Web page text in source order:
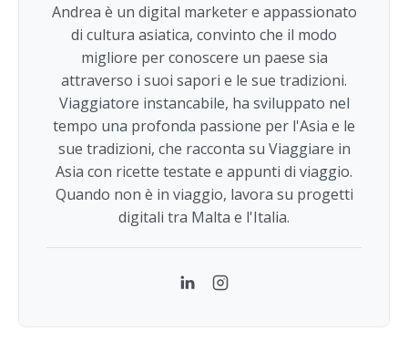
Andrea è un digital marketer e appassionato
di cultura asiatica, convinto che il modo
migliore per conoscere un paese sia
attraverso i suoi sapori e le sue tradizioni.
Viaggiatore instancabile, ha sviluppato nel
tempo una profonda passione per l'Asia e le
sue tradizioni, che racconta su Viaggiare in
Asia con ricette testate e appunti di viaggio.
Quando non è in viaggio, lavora su progetti
digitali tra Malta e l'Italia.
LinkedInInstagram